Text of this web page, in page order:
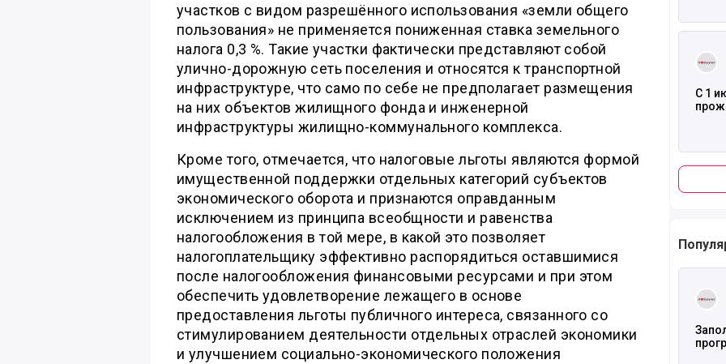
участков с видом разрешённого использования «земли общего
пользования» не применяется пониженная ставка земельного
налога 0,3 %. Такие участки фактически представляют собой
улично-дорожную сеть поселения и относятся к транспортной
инфраструктуре, что само по себе не предполагает размещения
на них объектов жилищного фонда и инженерной
инфраструктуры жилищно-коммунального комплекса.
Кроме того, отмечается, что налоговые льготы являются формой
имущественной поддержки отдельных категорий субъектов
экономического оборота и признаются оправданным
исключением из принципа всеобщности и равенства
налогообложения в той мере, в какой это позволяет
налогоплательщику эффективно распорядиться оставшимися
после налогообложения финансовыми ресурсами и при этом
обеспечить удовлетворение лежащего в основе
предоставления льготы публичного интереса, связанного со
стимулированием деятельности отдельных отраслей экономики
и улучшением социально-экономического положения
С 1